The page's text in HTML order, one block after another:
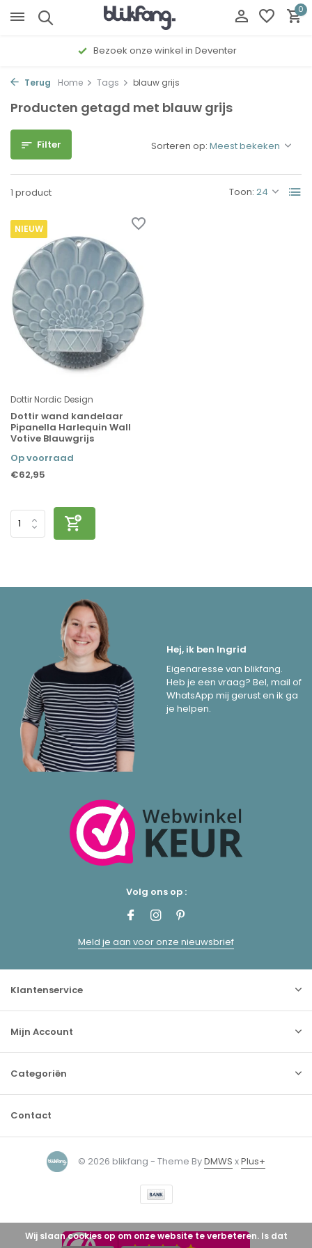
0
Bezoek onze winkel in Deventer
Terug Home Tags blauw grijs
Producten getagd met blauw grijs
Filter
1 product Toon:
Sorteren op:
NIEUW
Dottir Nordic Design
Dottir wand kandelaar
Pipanella Harlequin Wall
Votive Blauwgrijs
Op voorraad
€62,95
Hej, ik ben Ingrid
Eigenaresse van blikfang.
Heb je een vraag? Bel, mail of
WhatsApp mij gerust en ik ga
je helpen.
Volg ons op :
Meld je aan voor onze nieuwsbrief
Klantenservice
Mijn Account
Categoriën
Contact
© 2026 blikfang - Theme ByDMWS xPlus+
Wij slaan cookies op om onze website te verbeteren. Is dat